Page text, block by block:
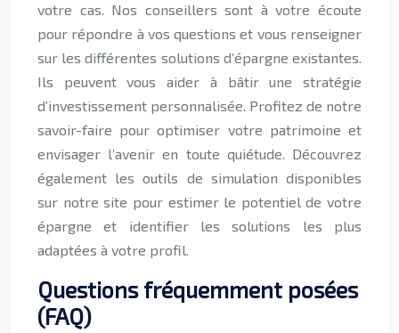
votre cas. Nos conseillers sont à votre écoute
pour répondre à vos questions et vous renseigner
sur les différentes solutions d’épargne existantes.
Ils peuvent vous aider à bâtir une stratégie
d’investissement personnalisée. Profitez de notre
savoir-faire pour optimiser votre patrimoine et
envisager l’avenir en toute quiétude. Découvrez
également les outils de simulation disponibles
sur notre site pour estimer le potentiel de votre
épargne et identifier les solutions les plus
adaptées à votre profil.
Questions fréquemment posées
(FAQ)